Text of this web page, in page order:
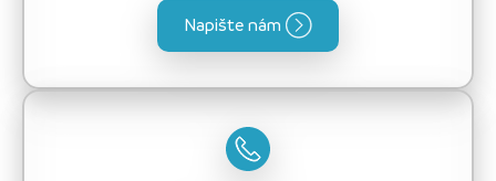
Napište nám